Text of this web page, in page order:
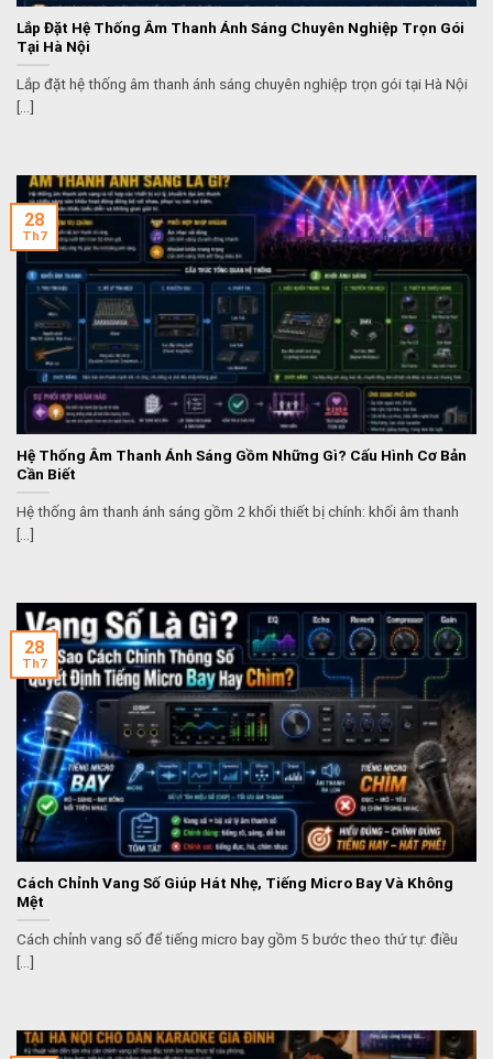
Lắp Đặt Hệ Thống Âm Thanh Ánh Sáng Chuyên Nghiệp Trọn Gói
Tại Hà Nội
Lắp đặt hệ thống âm thanh ánh sáng chuyên nghiệp trọn gói tại Hà Nội
[...]
Hệ Thống Âm Thanh Ánh Sáng Gồm Những Gì? Cấu Hình Cơ Bản
Cần Biết
Hệ thống âm thanh ánh sáng gồm 2 khối thiết bị chính: khối âm thanh
[...]
28
Th7
Cách Chỉnh Vang Số Giúp Hát Nhẹ, Tiếng Micro Bay Và Không
Mệt
Cách chỉnh vang số để tiếng micro bay gồm 5 bước theo thứ tự: điều
[...]
28
Th7